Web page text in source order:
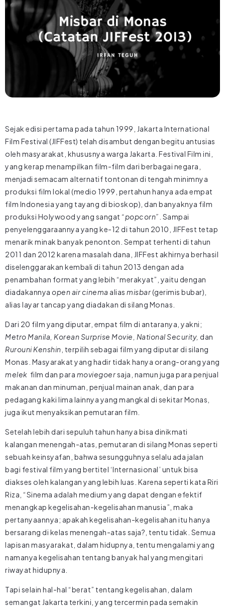
Sejak edisi pertama pada tahun 1999, Jakarta International
Film Festival (JIFFest) telah disambut dengan begitu antusias
oleh masyarakat, khususnya warga Jakarta. Festival Film ini,
yang kerap menampilkan film-film dari berbagai negara,
menjadi semacam alternatif tontonan di tengah minimnya
produksi film lokal (medio 1999, pertahun hanya ada empat
film Indonesia yang tayang di bioskop), dan banyaknya film
produksi Holywood yang sangat “popcorn” . Sampai
penyelenggaraannya yang ke-12 di tahun 2010, JIFFest tetap
menarik minak banyak penonton. Sempat terhenti di tahun
2011 dan 2012 karena masalah dana, JIFFest akhirnya berhasil
diselenggarakan kembali di tahun 2013 dengan ada
penambahan format yang lebih “merakyat”, yaitu dengan
diadakannya open air cinema alias misbar(gerimis bubar),
alias layar tancap yang diadakan di silang Monas.
Dari 20 film yang diputar, empat film di antaranya, yakni;
Metro Manila, Korean Surprise Movie, National Security, dan
Rurouni Kenshin , terpilih sebagai film yang diputar di silang
Monas. Masyarakat yang hadir tidak hanya orang-orang yang
melek film dan para moviegoersaja, namun juga para penjual
makanan dan minuman, penjual mainan anak, dan para
pedagang kaki lima lainnya yang mangkal di sekitar Monas,
juga ikut menyaksikan pemutaran film.
Setelah lebih dari sepuluh tahun hanya bisa dinikmati
kalangan menengah-atas, pemutaran di silang Monas seperti
sebuah keinsyafan, bahwa sesungguhnya selalu ada jalan
bagi festival film yang bertitel ‘Internasional’ untuk bisa
diakses oleh kalangan yang lebih luas. Karena seperti kata Riri
Riza, “Sinema adalah medium yang dapat dengan efektif
menangkap kegelisahan-kegelisahan manusia”, maka
pertanyaannya; apakah kegelisahan-kegelisahan itu hanya
bersarang di kelas menengah-atas saja?, tentu tidak. Semua
lapisan masyarakat, dalam hidupnya, tentu mengalami yang
namanya kegelisahan tentang banyak hal yang mengitari
riwayat hidupnya.
Tapi selain hal-hal “berat” tentang kegelisahan, dalam
semangat Jakarta terkini, yang tercermin pada semakin